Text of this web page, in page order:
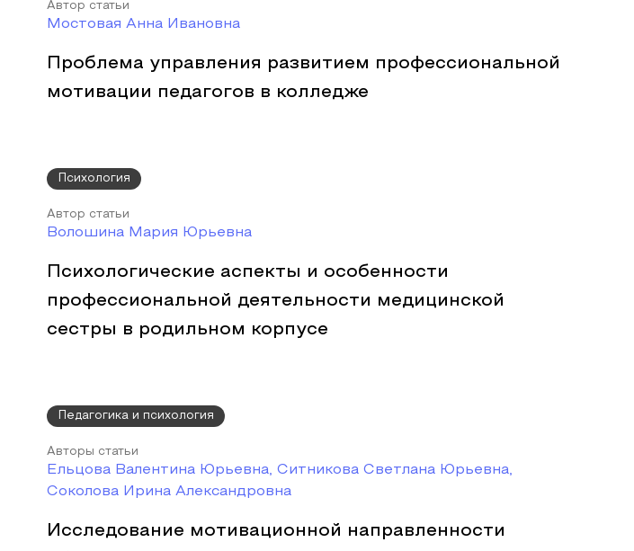
Автор статьи
Мостовая Анна Ивановна
Проблема управления развитием профессиональной
мотивации педагогов в колледже
Психология
Автор статьи
Волошина Мария Юрьевна
Психологические аспекты и особенности
профессиональной деятельности медицинской
сестры в родильном корпусе
Педагогика и психология
Авторы статьи
Ельцова Валентина Юрьевна, Ситникова Светлана Юрьевна,
Соколова Ирина Александровна
Исследование мотивационной направленности